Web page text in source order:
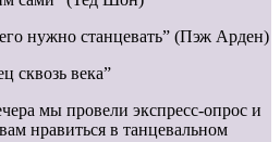
его нужно станцевать” (Пэж Арден)
сквозь века”
мы провели экспресс-опрос и
нравиться в танцевальном